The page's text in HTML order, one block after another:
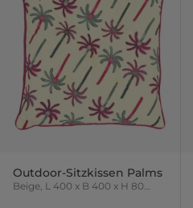
Outdoor-Sitzkissen Palms
Beige, L 400 x B 400 x H 80